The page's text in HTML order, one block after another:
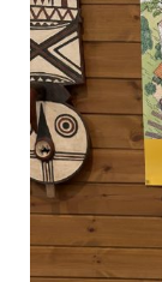
他拠点訪問56先週
見学日和？午前午
日も来て、ストラ
BESS高崎
シェア